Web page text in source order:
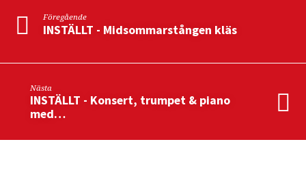
Föregående
INSTÄLLT - Midsommarstången kläs
Nästa
INSTÄLLT - Konsert, trumpet & piano
med…